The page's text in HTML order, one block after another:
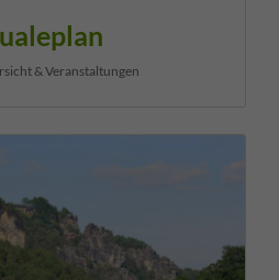
& Veranstaltungen